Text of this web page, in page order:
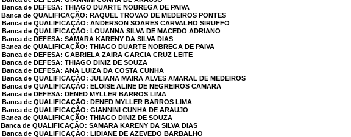
Banca de DEFESA: THIAGO DUARTE NOBREGA DE PAIVA
Banca de QUALIFICAÇÃO: RAQUEL TROVAO DE MEDEIROS PONTES
Banca de QUALIFICAÇÃO: ANDERSON SOARES CARVALHO SIRUFFO
Banca de QUALIFICAÇÃO: LOUANNA SILVA DE MACEDO ADRIANO
Banca de DEFESA: SAMARA KARENY DA SILVA DIAS
Banca de QUALIFICAÇÃO: THIAGO DUARTE NOBREGA DE PAIVA
Banca de DEFESA: GABRIELA ZAIRA GARCIA CRUZ LEITE
Banca de DEFESA: THIAGO DINIZ DE SOUZA
Banca de DEFESA: ANA LUIZA DA COSTA CUNHA
Banca de QUALIFICAÇÃO: JULIANA MAIRA ALVES AMARAL DE MEDEIROS
Banca de QUALIFICAÇÃO: ELOISE ALINE DE NEGREIROS CAMARA
Banca de DEFESA: DENED MYLLER BARROS LIMA
Banca de QUALIFICAÇÃO: DENED MYLLER BARROS LIMA
Banca de QUALIFICAÇÃO: GIANNINI CUNHA DE ARAUJO
Banca de QUALIFICAÇÃO: THIAGO DINIZ DE SOUZA
Banca de QUALIFICAÇÃO: SAMARA KARENY DA SILVA DIAS
Banca de QUALIFICAÇÃO: LIDIANE DE AZEVEDO BARBALHO